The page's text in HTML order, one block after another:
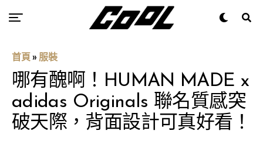
首頁 » 服裝
哪有醜啊！HUMAN MADE x
adidas Originals 聯名質感突
破天際，背面設計可真好看！